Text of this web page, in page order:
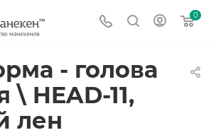
0
- голова
\ HEAD-11,
лен